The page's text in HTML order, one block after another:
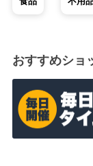
おすすめショ